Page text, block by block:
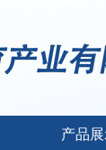
产品